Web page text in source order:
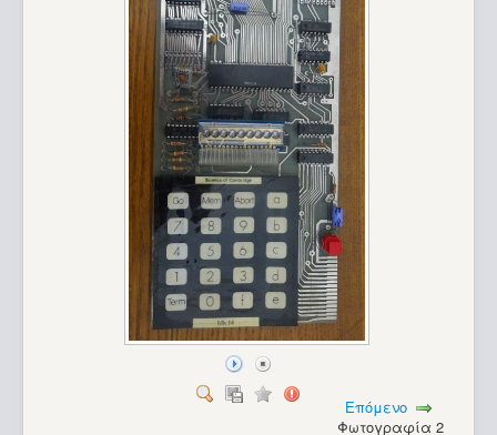
Apple Imac G3
Επόμενο
Φωτογραφία 2